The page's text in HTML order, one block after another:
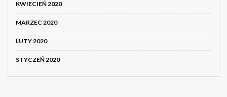
KWIECIEŃ 2020
MARZEC 2020
LUTY 2020
STYCZEŃ 2020